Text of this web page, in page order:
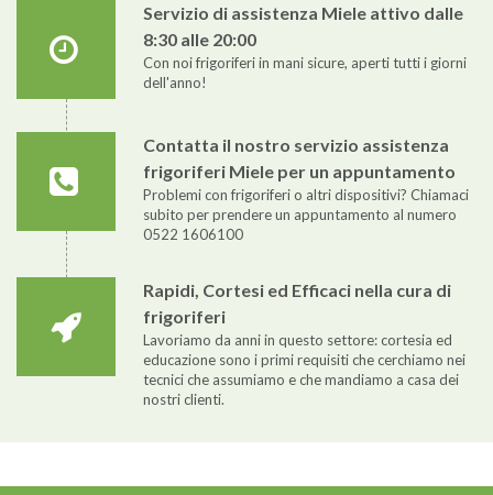
Servizio di assistenza Miele attivo dalle
8:30 alle 20:00
Con noi frigoriferi in mani sicure, aperti tutti i giorni
dell'anno!
Contatta il nostro servizio assistenza
frigoriferi Miele per un appuntamento
Problemi con frigoriferi o altri dispositivi? Chiamaci
subito per prendere un appuntamento al numero
0522 1606100
Rapidi, Cortesi ed Efficaci nella cura di
frigoriferi
Lavoriamo da anni in questo settore: cortesia ed
educazione sono i primi requisiti che cerchiamo nei
tecnici che assumiamo e che mandiamo a casa dei
nostri clienti.